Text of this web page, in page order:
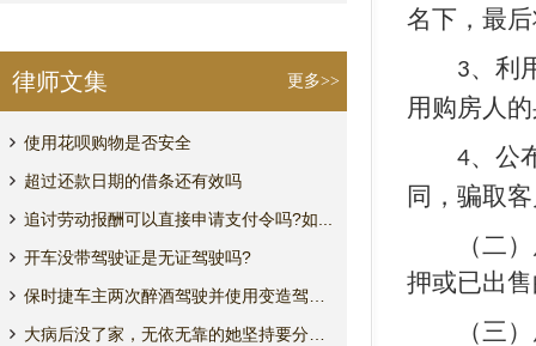
律师文集 更多>>
使用花呗购物是否安全
超过还款日期的借条还有效吗
追讨劳动报酬可以直接申请支付令吗?如...
开车没带驾驶证是无证驾驶吗?
名下，最
3、利
用购房人
4、公
同，骗取
（二）房
押或已出
（三）虚